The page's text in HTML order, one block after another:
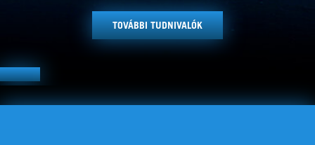
TOVÁBBI TUDNIVALÓK